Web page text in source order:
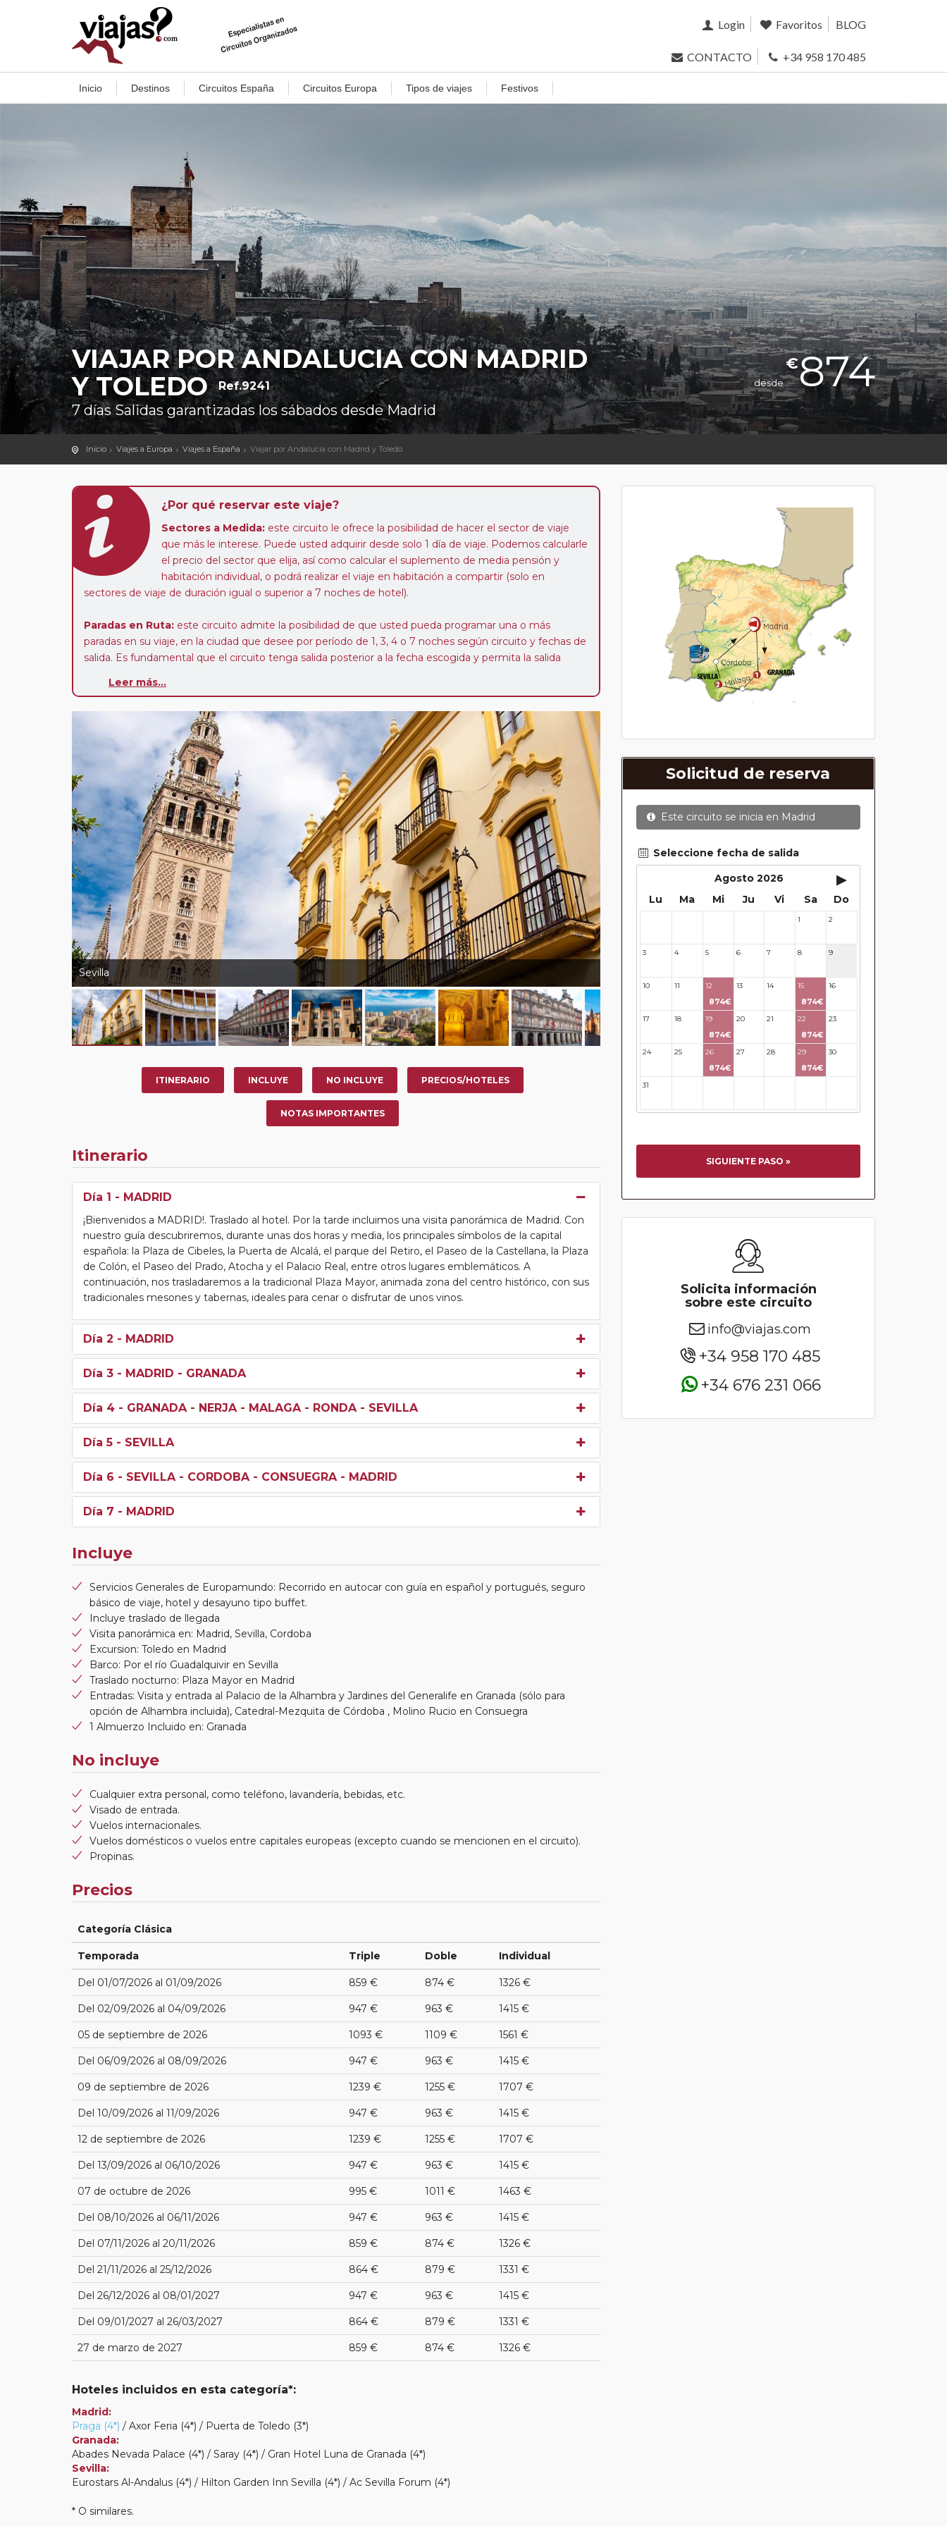
Login Favoritos BLOG
CONTACTO +34 958 170 485
Inicio Destinos Circuitos España Circuitos Europa Tipos de viajes Festivos
VIAJAR POR ANDALUCIA CON MADRID
Y TOLEDO Ref.9241
7 días Salidas garantizadas los sábados desde Madrid
desde
€874
Inicio Viajes a Europa Viajes a España Viajar por Andalucia con Madrid y Toledo
¿Por qué reservar este viaje?
Sectores a Medida: este circuito le ofrece la posibilidad de hacer el sector de viaje
que más le interese. Puede usted adquirir desde solo 1 día de viaje. Podemos calcularle
el precio del sector que elija, así como calcular el suplemento de media pensión y
habitación individual, o podrá realizar el viaje en habitación a compartir (solo en
sectores de viaje de duración igual o superior a 7 noches de hotel).
Paradas en Ruta: este circuito admite la posibilidad de que usted pueda programar una o más
paradas en su viaje, en la ciudad que desee por período de 1, 3, 4 o 7 noches según circuito y fechas de
salida. Es fundamental que el circuito tenga salida posterior a la fecha escogida y permita la salida
realiza para tomar otro circuito del mismo proveedor no se abonará este suplemento.
Leer más...
Sevilla
ITINERARIO INCLUYE NO INCLUYE PRECIOS/HOTELES
NOTAS IMPORTANTES
Itinerario
Día 1 - MADRID
¡Bienvenidos a MADRID!. Traslado al hotel. Por la tarde incluimos una visita panorámica de Madrid. Con
nuestro guía descubriremos, durante unas dos horas y media, los principales símbolos de la capital
española: la Plaza de Cibeles, la Puerta de Alcalá, el parque del Retiro, el Paseo de la Castellana, la Plaza
de Colón, el Paseo del Prado, Atocha y el Palacio Real, entre otros lugares emblemáticos. A
continuación, nos trasladaremos a la tradicional Plaza Mayor, animada zona del centro histórico, con sus
tradicionales mesones y tabernas, ideales para cenar o disfrutar de unos vinos.
Día 2 - MADRID
Día 3 - MADRID - GRANADA
Día 4 - GRANADA - NERJA - MALAGA - RONDA - SEVILLA
Día 5 - SEVILLA
Día 6 - SEVILLA - CORDOBA - CONSUEGRA - MADRID
Día 7 - MADRID
Incluye
Servicios Generales de Europamundo: Recorrido en autocar con guía en español y portugués, seguro
básico de viaje, hotel y desayuno tipo buffet.
Incluye traslado de llegada
Visita panorámica en: Madrid, Sevilla, Cordoba
Excursion: Toledo en Madrid
Barco: Por el río Guadalquivir en Sevilla
Traslado nocturno: Plaza Mayor en Madrid
Entradas: Visita y entrada al Palacio de la Alhambra y Jardines del Generalife en Granada (sólo para
opción de Alhambra incluida), Catedral-Mezquita de Córdoba , Molino Rucio en Consuegra
1 Almuerzo Incluido en: Granada
No incluye
Cualquier extra personal, como teléfono, lavandería, bebidas, etc.
Visado de entrada.
Vuelos internacionales.
Vuelos domésticos o vuelos entre capitales europeas (excepto cuando se mencionen en el circuito).
Propinas.
Precios
Categoría Clásica
Temporada Triple Doble Individual
Del 01/07/2026 al 01/09/2026 859 € 874 € 1326 €
Del 02/09/2026 al 04/09/2026 947 € 963 € 1415 €
05 de septiembre de 2026 1093 € 1109 € 1561 €
Del 06/09/2026 al 08/09/2026 947 € 963 € 1415 €
09 de septiembre de 2026 1239 € 1255 € 1707 €
Del 10/09/2026 al 11/09/2026 947 € 963 € 1415 €
12 de septiembre de 2026 1239 € 1255 € 1707 €
Del 13/09/2026 al 06/10/2026 947 € 963 € 1415 €
07 de octubre de 2026 995 € 1011 € 1463 €
Del 08/10/2026 al 06/11/2026 947 € 963 € 1415 €
Del 07/11/2026 al 20/11/2026 859 € 874 € 1326 €
Del 21/11/2026 al 25/12/2026 864 € 879 € 1331 €
Del 26/12/2026 al 08/01/2027 947 € 963 € 1415 €
Del 09/01/2027 al 26/03/2027 864 € 879 € 1331 €
27 de marzo de 2027 859 € 874 € 1326 €
Hoteles incluidos en esta categoría*:
Madrid:
Praga (4*) / Axor Feria (4*) / Puerta de Toledo (3*)
Granada:
Abades Nevada Palace (4*) / Saray (4*) / Gran Hotel Luna de Granada (4*)
Sevilla:
Eurostars Al-Andalus (4*) / Hilton Garden Inn Sevilla (4*) / Ac Sevilla Forum (4*)
* O similares.
Solicitud de reserva
Este circuito se inicia en Madrid
Seleccione fecha de salida
Agosto 2026
▸
Lu Ma Mi Ju Vi Sa Do
1 2
3 4 5 6 7 8 9
10 11 12
874€
13 14 15
874€
16
17 18 19
874€
20 21 22
874€
23
24 25 26
874€
27 28 29
874€
30
31
SIGUIENTE PASO »
Solicita información
sobre este circuito
info@viajas.com
+34 958 170 485
+34 676 231 066